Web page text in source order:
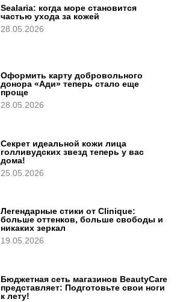
Sealaria: когда море становится
частью ухода за кожей
28.05.2026
Оформить карту добровольного
донора «Ади» теперь стало еще
проще
28.05.2026
Секрет идеальной кожи лица
голливудских звезд теперь у вас
дома!
25.05.2026
Легендарные стики от Clinique:
больше оттенков, больше свободы и
никаких зеркал
19.05.2026
Бюджетная сеть магазинов BeautyCare
представляет: Подготовьте свои ноги
к лету!